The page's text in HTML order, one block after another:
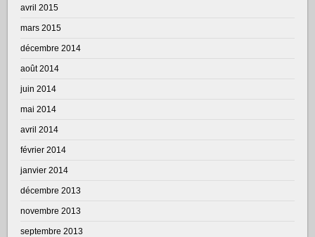
avril 2015
mars 2015
décembre 2014
août 2014
juin 2014
mai 2014
avril 2014
février 2014
janvier 2014
décembre 2013
novembre 2013
septembre 2013